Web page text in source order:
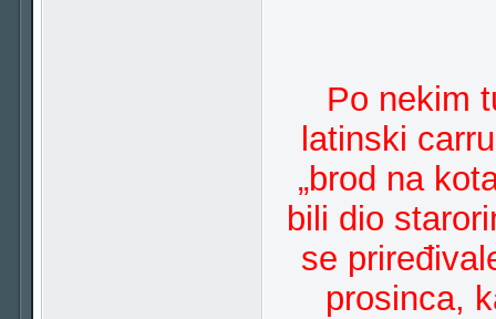
Po nekim
latinski
„brod na
bili dio
se
prosinca,